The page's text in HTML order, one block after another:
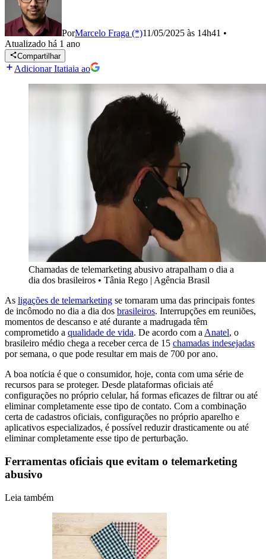
PorMarcelo Fraga (*)11/05/2025 às 14h41 •
Atualizado há 1 ano
Compartilhar
Adicionar Itatiaia ao
Chamadas de telemarketing abusivo atrapalham o dia a
dia dos brasileiros • Tânia Rego | Agência Brasil
As ligações de telemarketing se tornaram uma das principais fontes
de incômodo no dia a dia dos brasileiros. Interrupções em reuniões,
momentos de descanso e até durante a madrugada têm
comprometido a qualidade de vida. De acordo com a Anatel, o
brasileiro médio chega a receber cerca de 15 chamadas indesejadas
por semana, o que pode resultar em mais de 700 por ano.
A boa notícia é que o consumidor, hoje, conta com uma série de
recursos para se proteger. Desde plataformas oficiais até
configurações no próprio celular, há formas eficazes de filtrar ou até
eliminar completamente esse tipo de contato. Com a combinação
certa de cadastros oficiais, configurações no próprio aparelho e
aplicativos especializados, é possível reduzir drasticamente ou até
eliminar completamente esse tipo de perturbação.
Ferramentas oficiais que evitam o telemarketing
abusivo
Leia também